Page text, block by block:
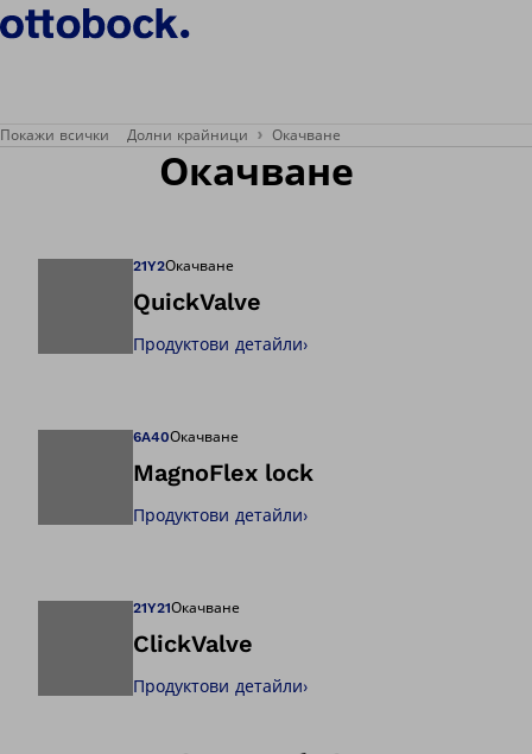
Покажи всички Долни крайници Окачване
Окачване
21Y2Окачване
QuickValve
Продуктови детайли›
6A40Окачване
MagnoFlex lock
Продуктови детайли›
21Y21Окачване
ClickValve
Продуктови детайли›